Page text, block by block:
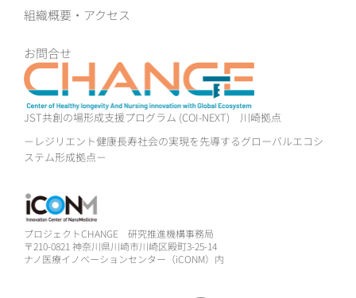
JST共創の場形成支援プログラム (COI-NEXT) 川崎拠点
－レジリエント健康長寿社会の実現を先導するグローバルエコシ
ステム形成拠点－
組織概要‧アクセス
お問合せ
プロジェクトCHANGE 研究推進機構事務局
〒210-0821 神奈川県川崎市川崎区殿町3-25-14
ナノ医療イノベーションセンター（iCONM）内